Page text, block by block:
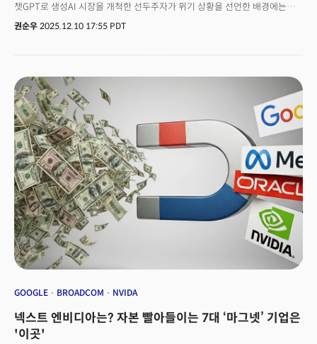
챗GPT로 생성AI 시장을 개척한 선두주자가 위기 상황을 선언한 배경에는
전통적인 AI 강자 구글이 있다. 구글의 제미나이(Gemini)가 예상보다 훨씬
제미나이 3, 나노바나나 프로 등 최신 모델들은 오픈AI는 물론 메타,
앤트로픽을 포함한 주요 경쟁사들을 제치고 있는 형국이다.이제 AI 업계는
기술력을 넘어 비즈니스 모델, 전력 인프라, 유통망, 규제 대응을 아우르는
총체적 경쟁 구도로 빠르게 재편되고 있다. AI 시대의 승자는 더 이상 벤치마크
점수만으로 결정되지 않는다. 진짜 승부는 누가 더 오래 버티고, 더 견고한
생태계와 실질적인 수익 모델을 구축하느냐에 달려 있다. 싸움은 누가 더 오래
버티고, 더 깊은 생태계와 실질적 수익 모델을 구축하느냐에 달려 있다.👉 왜
구글 TPU가 뜰까?... 총소유비용·아키텍처가 패러다임 바꾼다
권순우 2025.12.10 17:55 PDT
GOOGLE BROADCOM NVIDA
넥스트 엔비디아는? 자본 빨아들이는 7대 ‘마그넷’ 기업은
'이곳'